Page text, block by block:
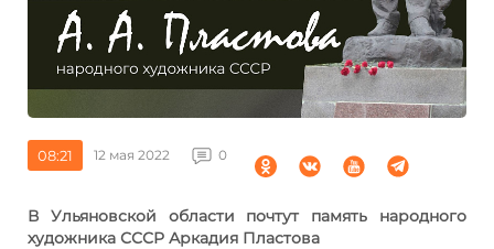
08:21 12 мая 2022 0
В Ульяновской области почтут память народного
художника СССР Аркадия Пластова